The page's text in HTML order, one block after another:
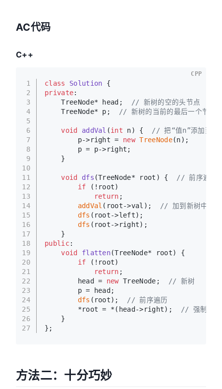
AC代码
C++
1
2
3
4
5
6
7
8
9
10
11
12
13
14
15
16
17
18
19
20
21
22
23
24
25
26
27
class Solution {
private:
    TreeNode* head;
// 新树的空的头节点
    TreeNode* p;
// 新树的当前的最后一个节点
void addVal (int n) {
// 把“值n”添加到新
        p->right =
new TreeNode(n);
        p = p->right;
    }
void dfs (TreeNode* root) {
// 前序遍历
if (!root)
return ;
addVal (root->val);
// 加到新树中
dfs (root->left);
dfs (root->right);
    }
public:
void
flatten(TreeNode* root)
{
if (!root)
return ;
        head =
new TreeNode;
// 新树
        p = head;
dfs (root); // 前序遍历
        *root = *(head->right);
// 强制改值
    }
};
CPP
方法二：十分巧妙